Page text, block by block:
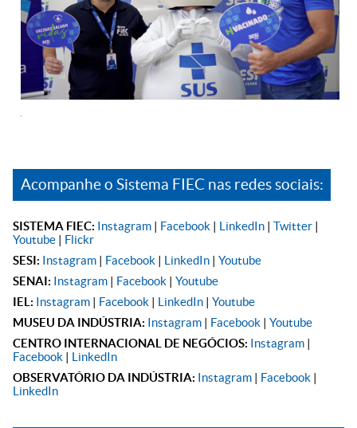
Acompanhe o Sistema FIEC nas redes sociais:
SISTEMA FIEC: Instagram | Facebook | LinkedIn | Twitter |
Youtube | Flickr
SESI: Instagram | Facebook | LinkedIn | Youtube
SENAI: Instagram | Facebook | Youtube
IEL: Instagram | Facebook | LinkedIn | Youtube
MUSEU DA INDÚSTRIA: Instagram | Facebook | Youtube
CENTRO INTERNACIONAL DE NEGÓCIOS: Instagram |
Facebook | LinkedIn
OBSERVATÓRIO DA INDÚSTRIA: Instagram | Facebook |
LinkedIn